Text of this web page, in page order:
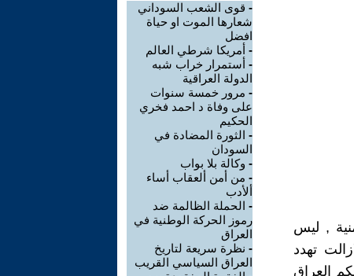
, ليس
تهدد
العراق
- قوى الشعب السوداني
شعارها الموت او حياة
افضل
- أمريكا شرطي العالم
- أستمرار خراب شبه
الدولة العراقية
- مرور خمسة سنوات
على وفاة د احمد فخري
الحكيم
- الثورة المضادة في
السودان
- وكالة بلا بواب
- من أمن ألعقاب أساء
ألأدب
- الحملة الظالمة ضد
رموز الحركة الوطنية في
العراق
- نظرة سريعة لتاريخ
العراق السياسي القريب